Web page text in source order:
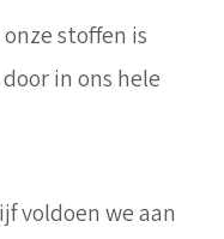
stoffen is
in ons hele
voldoen we aan